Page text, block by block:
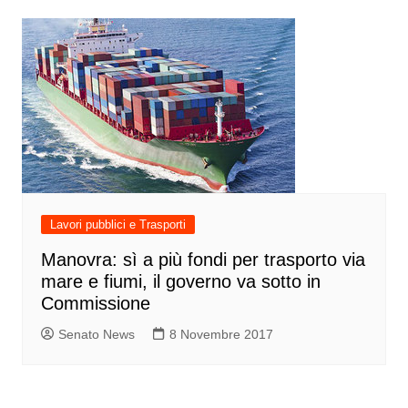
Lavori pubblici e Trasporti
Manovra: sì a più fondi per trasporto via
mare e fiumi, il governo va sotto in
Commissione
Senato News 8 Novembre 2017